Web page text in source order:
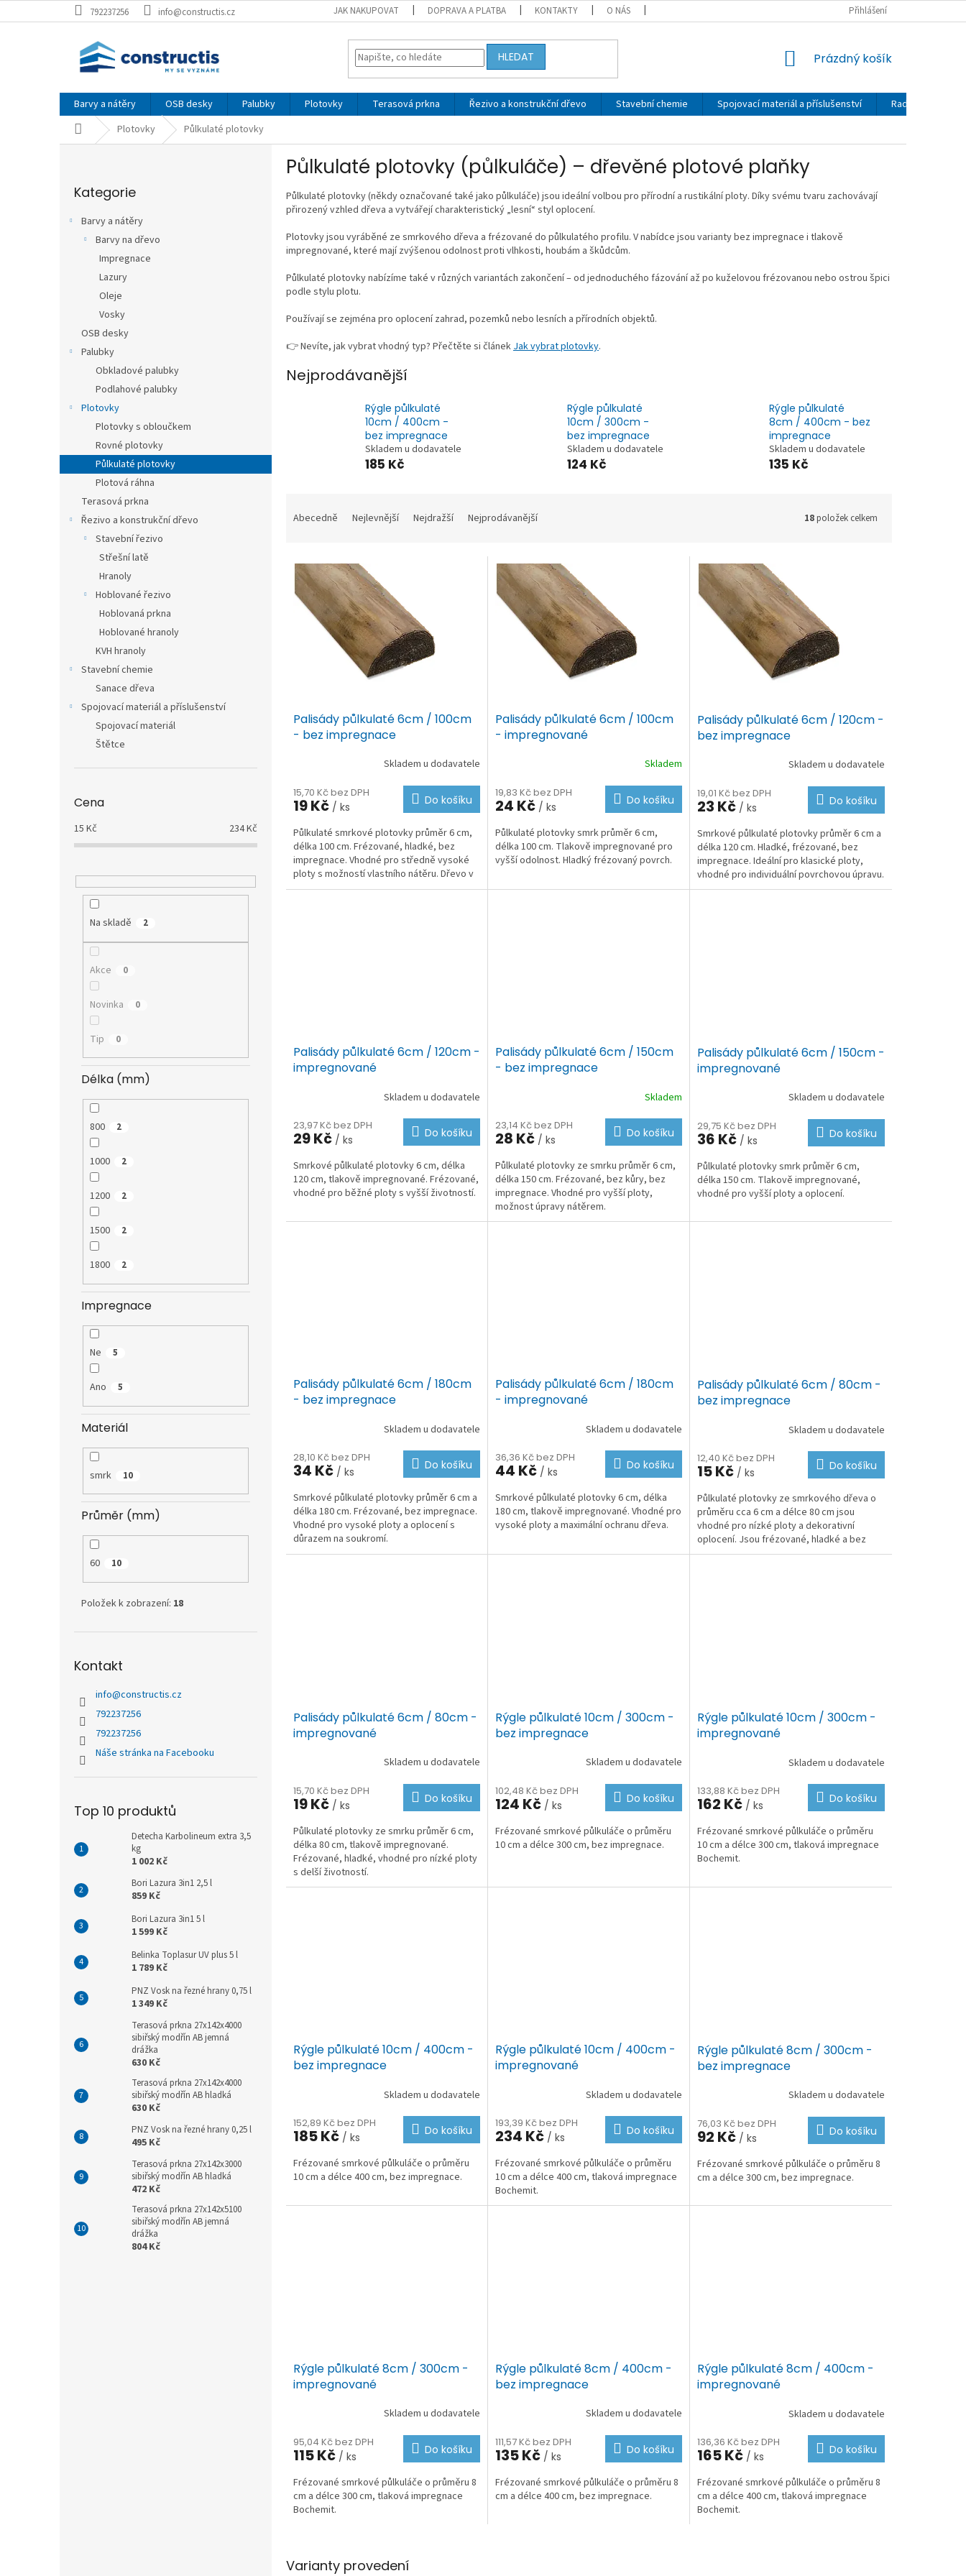
na
792237256 info@constructis.cz JAK NAKUPOVAT DOPRAVA A PLATBA KONTAKTY O NÁS OBCHODNÍ PODMÍNKY REKLAMAČNÍ ŘÁD
Přihlášení
HLEDAT
NÁKUPNÍ
Prázdný košík
Barvy a nátěry OSB desky Palubky Plotovky Terasová prkna Řezivo a konstrukční dřevo Stavební chemie Spojovací materiál a příslušenství
Rady a návody
Domů Plotovky Půlkulaté plotovky
kategorie
Kategorie
Barvy a nátěry
Barvy na dřevo
Impregnace
Lazury
Oleje
Vosky
OSB desky
Palubky
Obkladové palubky
Podlahové palubky
Plotovky
Plotovky s obloučkem
Rovné plotovky
Půlkulaté plotovky
Plotová ráhna
Terasová prkna
Řezivo a konstrukční dřevo
Stavební řezivo
Střešní latě
Hranoly
Hoblované řezivo
Hoblovaná prkna
Hoblované hranoly
KVH hranoly
Stavební chemie
Sanace dřeva
Spojovací materiál a příslušenství
Spojovací materiál
Štětce
Cena
15 Kč 234Kč
Na skladě 2
Akce 0
Novinka 0
Tip 0
Délka (mm)
800 2
1000 2
1200 2
1500 2
1800 2
Impregnace
Ne 5
Ano 5
Materiál
smrk 10
Průměr (mm)
60 10
Položek k zobrazení: 18
Kontakt
info@constructis.cz
792237256
792237256
Náše stránka na Facebooku
Top 10 produktů
Detecha Karbolineum extra 3,5
kg
1 002 Kč
Bori Lazura 3in1 2,5 l
859 Kč
Bori Lazura 3in1 5 l
1 599 Kč
Belinka Toplasur UV plus 5 l
1 789 Kč
PNZ Vosk na řezné hrany 0,75 l
1 349 Kč
Terasová prkna 27x142x4000
sibiřský modřín AB jemná
drážka
630 Kč
Terasová prkna 27x142x4000
sibiřský modřín AB hladká
630 Kč
PNZ Vosk na řezné hrany 0,25 l
495 Kč
Terasová prkna 27x142x3000
sibiřský modřín AB hladká
472 Kč
Terasová prkna 27x142x5100
sibiřský modřín AB jemná
drážka
804 Kč
Půlkulaté plotovky (půlkuláče) – dřevěné plotové plaňky
Půlkulaté plotovky (někdy označované také jako půlkuláče) jsou ideální volbou pro přírodní a rustikální ploty. Díky svému tvaru zachovávají
přirozený vzhled dřeva a vytvářejí charakteristický „lesní“ styl oplocení.
Plotovky jsou vyráběné ze smrkového dřeva a frézované do půlkulatého profilu. V nabídce jsou varianty bez impregnace i tlakově
impregnované, které mají zvýšenou odolnost proti vlhkosti, houbám a škůdcům.
Půlkulaté plotovky nabízíme také v různých variantách zakončení – od jednoduchého fázování až po kuželovou frézovanou nebo ostrou špici
podle stylu plotu.
Používají se zejména pro oplocení zahrad, pozemků nebo lesních a přírodních objektů.
👉 Nevíte, jak vybrat vhodný typ? Přečtěte si článek Jak vybrat plotovky.
Nejprodávanější
Rýgle půlkulaté
10cm / 400cm -
bez impregnace
Skladem u dodavatele
185 Kč
Rýgle půlkulaté
10cm / 300cm -
bez impregnace
Skladem u dodavatele
124 Kč
Rýgle půlkulaté
8cm / 400cm - bez
impregnace
Skladem u dodavatele
135 Kč
a
p
Abecedně Nejlevnější Nejdražší Nejprodávanější 18položek celkem
V
p
Palisády půlkulaté 6cm / 100cm
- bez impregnace
Skladem u dodavatele
15,70 Kč bez DPH
19 Kč / ks Do košíku
Půlkulaté smrkové plotovky průměr 6 cm,
délka 100 cm. Frézované, hladké, bez
impregnace. Vhodné pro středně vysoké
ploty s možností vlastního nátěru. Dřevo v
přírodní...
Palisády půlkulaté 6cm / 100cm
- impregnované
Skladem
19,83 Kč bez DPH
24 Kč / ks Do košíku
Půlkulaté plotovky smrk průměr 6 cm,
délka 100 cm. Tlakově impregnované pro
vyšší odolnost. Hladký frézovaný povrch.
Palisády půlkulaté 6cm / 120cm -
bez impregnace
Skladem u dodavatele
19,01 Kč bez DPH
23 Kč / ks Do košíku
Smrkové půlkulaté plotovky průměr 6 cm a
délka 120 cm. Hladké, frézované, bez
impregnace. Ideální pro klasické ploty,
vhodné pro individuální povrchovou úpravu.
Palisády půlkulaté 6cm / 120cm -
impregnované
Skladem u dodavatele
23,97 Kč bez DPH
29 Kč / ks Do košíku
Smrkové půlkulaté plotovky 6 cm, délka
120 cm, tlakově impregnované. Frézované,
vhodné pro běžné ploty s vyšší životností.
Palisády půlkulaté 6cm / 150cm
- bez impregnace
Skladem
23,14 Kč bez DPH
28 Kč / ks Do košíku
Půlkulaté plotovky ze smrku průměr 6 cm,
délka 150 cm. Frézované, bez kůry, bez
impregnace. Vhodné pro vyšší ploty,
možnost úpravy nátěrem.
Palisády půlkulaté 6cm / 150cm -
impregnované
Skladem u dodavatele
29,75 Kč bez DPH
36 Kč / ks Do košíku
Půlkulaté plotovky smrk průměr 6 cm,
délka 150 cm. Tlakově impregnované,
vhodné pro vyšší ploty a oplocení.
Palisády půlkulaté 6cm / 180cm
- bez impregnace
Skladem u dodavatele
28,10 Kč bez DPH
34 Kč / ks Do košíku
Smrkové půlkulaté plotovky průměr 6 cm a
délka 180 cm. Frézované, bez impregnace.
Vhodné pro vysoké ploty a oplocení s
důrazem na soukromí.
Palisády půlkulaté 6cm / 180cm
- impregnované
Skladem u dodavatele
36,36 Kč bez DPH
44 Kč / ks Do košíku
Smrkové půlkulaté plotovky 6 cm, délka
180 cm, tlakově impregnované. Vhodné pro
vysoké ploty a maximální ochranu dřeva.
Palisády půlkulaté 6cm / 80cm -
bez impregnace
Skladem u dodavatele
12,40 Kč bez DPH
15 Kč / ks Do košíku
Půlkulaté plotovky ze smrkového dřeva o
průměru cca 6 cm a délce 80 cm jsou
vhodné pro nízké ploty a dekorativní
oplocení. Jsou frézované, hladké a bez
kůry. Dodávají se bez...
Palisády půlkulaté 6cm / 80cm -
impregnované
Skladem u dodavatele
15,70 Kč bez DPH
19 Kč / ks Do košíku
Půlkulaté plotovky ze smrku průměr 6 cm,
délka 80 cm, tlakově impregnované.
Frézované, hladké, vhodné pro nízké ploty
s delší životností.
Rýgle půlkulaté 10cm / 300cm -
bez impregnace
Skladem u dodavatele
102,48 Kč bez DPH
124 Kč / ks Do košíku
Frézované smrkové půlkuláče o průměru
10 cm a délce 300 cm, bez impregnace.
Rýgle půlkulaté 10cm / 300cm -
impregnované
Skladem u dodavatele
133,88 Kč bez DPH
162 Kč / ks Do košíku
Frézované smrkové půlkuláče o průměru
10 cm a délce 300 cm, tlaková impregnace
Bochemit.
Rýgle půlkulaté 10cm / 400cm -
bez impregnace
Skladem u dodavatele
152,89 Kč bez DPH
185 Kč / ks Do košíku
Frézované smrkové půlkuláče o průměru
10 cm a délce 400 cm, bez impregnace.
Rýgle půlkulaté 10cm / 400cm -
impregnované
Skladem u dodavatele
193,39 Kč bez DPH
234 Kč / ks Do košíku
Frézované smrkové půlkuláče o průměru
10 cm a délce 400 cm, tlaková impregnace
Bochemit.
Rýgle půlkulaté 8cm / 300cm -
bez impregnace
Skladem u dodavatele
76,03 Kč bez DPH
92 Kč / ks Do košíku
Frézované smrkové půlkuláče o průměru 8
cm a délce 300 cm, bez impregnace.
Rýgle půlkulaté 8cm / 300cm -
impregnované
Skladem u dodavatele
95,04 Kč bez DPH
115 Kč / ks Do košíku
Frézované smrkové půlkuláče o průměru 8
cm a délce 300 cm, tlaková impregnace
Bochemit.
Rýgle půlkulaté 8cm / 400cm -
bez impregnace
Skladem u dodavatele
111,57 Kč bez DPH
135 Kč / ks Do košíku
Frézované smrkové půlkuláče o průměru 8
cm a délce 400 cm, bez impregnace.
Rýgle půlkulaté 8cm / 400cm -
impregnované
Skladem u dodavatele
136,36 Kč bez DPH
165 Kč / ks Do košíku
Frézované smrkové půlkuláče o průměru 8
cm a délce 400 cm, tlaková impregnace
Bochemit.
Varianty provedení